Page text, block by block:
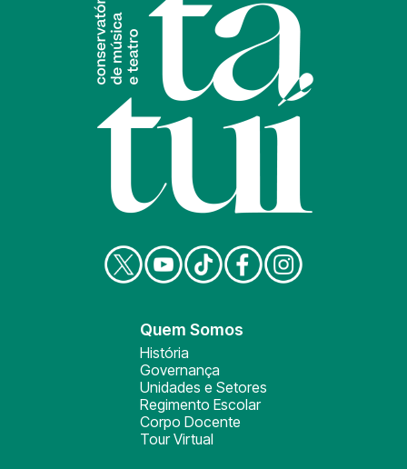
Quem Somos
História
Governança
Unidades e Setores
Regimento Escolar
Corpo Docente
Tour Virtual